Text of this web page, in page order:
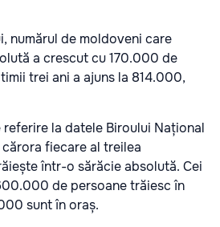
numărul de moldoveni care
a crescut cu 170.000 de
trei ani a ajuns la 814.000,
la datele Biroului Național
fiecare al treilea
într-o sărăcie absolută. Cei
de persoane trăiesc în
sunt în oraș.